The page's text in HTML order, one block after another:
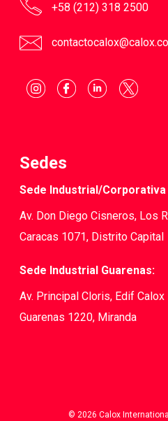
+58 (212) 318 2500
Sedes
Sede Industrial/Corporativa
Av. Don Diego Cisneros, Los
Caracas 1071, Distrito Capital
Sede Industrial Guarenas:
Av. Principal Cloris, Edif Calox
Guarenas 1220, Miranda
© 2026 Calox